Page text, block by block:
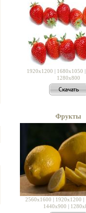
1920x1200 | 1680x1050
1280x800
Фрукты
2560x1600 | 1920x1200 |
1440x900 |